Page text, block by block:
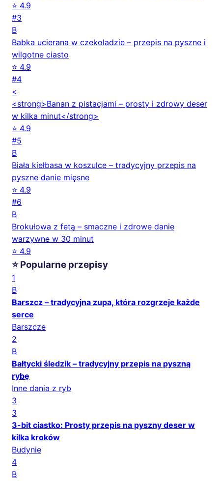
⭐ 4.9
#3
B
Babka ucierana w czekoladzie – przepis na pyszne i
wilgotne ciasto
⭐ 4.9
#4
<
<strong>Banan z pistacjami – prosty i zdrowy deser
w kilka minut</strong>
⭐ 4.9
#5
B
Biała kiełbasa w koszulce – tradycyjny przepis na
pyszne danie mięsne
⭐ 4.9
#6
B
Brokułowa z fetą – smaczne i zdrowe danie
warzywne w 30 minut
⭐ 4.9
⭐ Popularne przepisy
1
B
Barszcz – tradycyjna zupa, która rozgrzeje każde
serce
Barszcze
2
B
Bałtycki śledzik – tradycyjny przepis na pyszną
rybę
Inne dania z ryb
3
3
3-bit ciastko: Prosty przepis na pyszny deser w
kilka kroków
Budynie
4
B